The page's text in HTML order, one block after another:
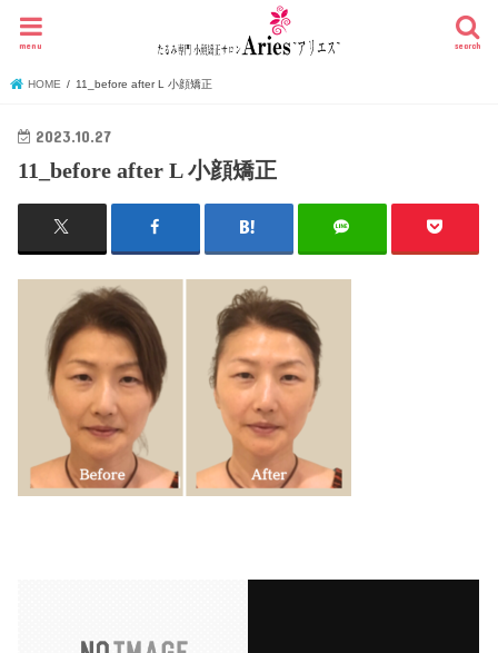
search
menu
HOME 11_before after L 小顔矯正
2023.10.27
11_before after L 小顔矯正